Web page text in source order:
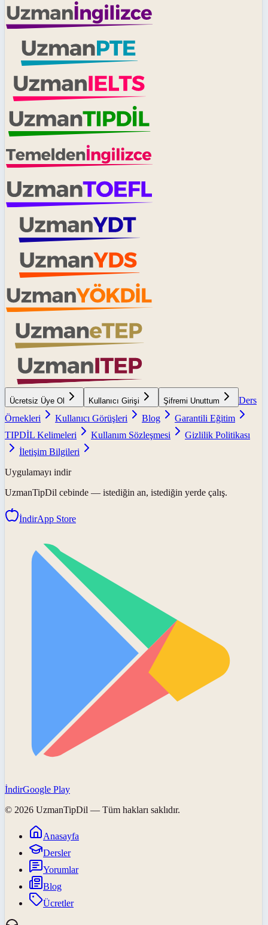
Ücretsiz Üye Ol Kullanıcı Girişi Şifremi Unuttum
Ders
Örnekleri
Kullanıcı Görüşleri Blog
Garantili Eğitim
TIPDİL Kelimeleri
Kullanım Sözleşmesi
Gizlilik Politikası
İletişim Bilgileri
Uygulamayı indir
UzmanTipDil cebinde — istediğin an, istediğin yerde çalış.
İndirApp Store
İndirGoogle Play
© 2026 UzmanTipDil — Tüm hakları saklıdır.
Anasayfa
Dersler
Yorumlar
Blog
Ücretler